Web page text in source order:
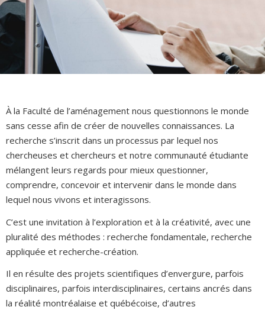
À la Faculté de l’aménagement nous questionnons le monde
sans cesse afin de créer de nouvelles connaissances. La
recherche s’inscrit dans un processus par lequel nos
chercheuses et chercheurs et notre communauté étudiante
mélangent leurs regards pour mieux questionner,
comprendre, concevoir et intervenir dans le monde dans
lequel nous vivons et interagissons.
C’est une invitation à l’exploration et à la créativité, avec une
pluralité des méthodes : recherche fondamentale, recherche
appliquée et recherche-création.
Il en résulte des projets scientifiques d’envergure, parfois
disciplinaires, parfois interdisciplinaires, certains ancrés dans
la réalité montréalaise et québécoise, d’autres